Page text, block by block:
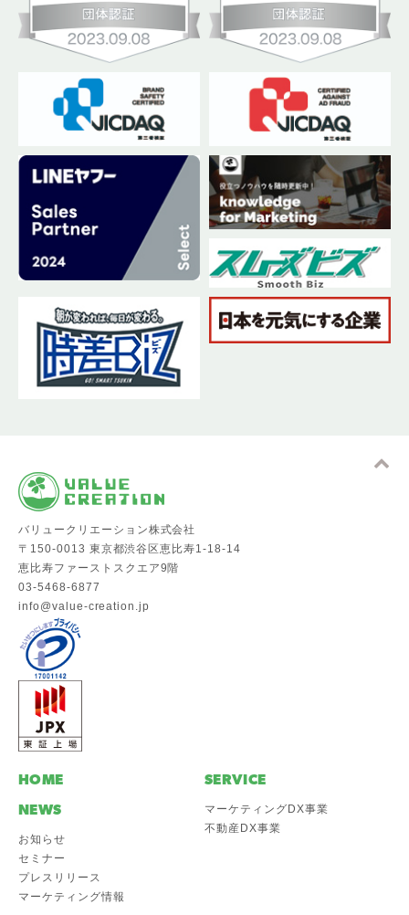
バリュークリエーション株式会社
〒150-0013 東京都渋谷区恵比寿1-18-14
恵比寿ファーストスクエア9階
03-5468-6877
info@value-creation.jp
HOME
NEWS
お知らせ
セミナー
プレスリリース
マーケティング情報
SERVICE
マーケティングDX事業
不動産DX事業